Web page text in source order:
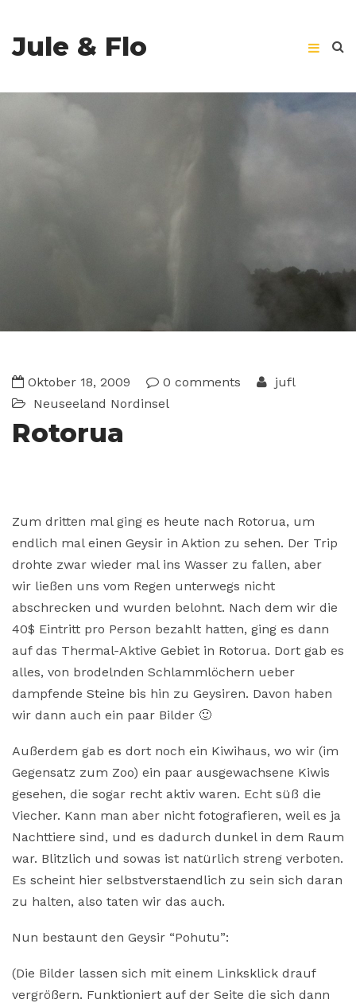
Jule & Flo
Oktober 18, 2009 0 comments
jufl
Neuseeland Nordinsel
Rotorua
Zum dritten mal ging es heute nach Rotorua, um
endlich mal einen Geysir in Aktion zu sehen. Der Trip
drohte zwar wieder mal ins Wasser zu fallen, aber
wir ließen uns vom Regen unterwegs nicht
abschrecken und wurden belohnt. Nach dem wir die
40$ Eintritt pro Person bezahlt hatten, ging es dann
auf das Thermal-Aktive Gebiet in Rotorua. Dort gab es
alles, von brodelnden Schlammlöchern ueber
dampfende Steine bis hin zu Geysiren. Davon haben
wir dann auch ein paar Bilder 🙂
Außerdem gab es dort noch ein Kiwihaus, wo wir (im
Gegensatz zum Zoo) ein paar ausgewachsene Kiwis
gesehen, die sogar recht aktiv waren. Echt süß die
Viecher. Kann man aber nicht fotografieren, weil es ja
Nachttiere sind, und es dadurch dunkel in dem Raum
war. Blitzlich und sowas ist natürlich streng verboten.
Es scheint hier selbstverstaendlich zu sein sich daran
zu halten, also taten wir das auch.
Nun bestaunt den Geysir “Pohutu”:
(Die Bilder lassen sich mit einem Linksklick drauf
vergrößern. Funktioniert auf der Seite die sich dann